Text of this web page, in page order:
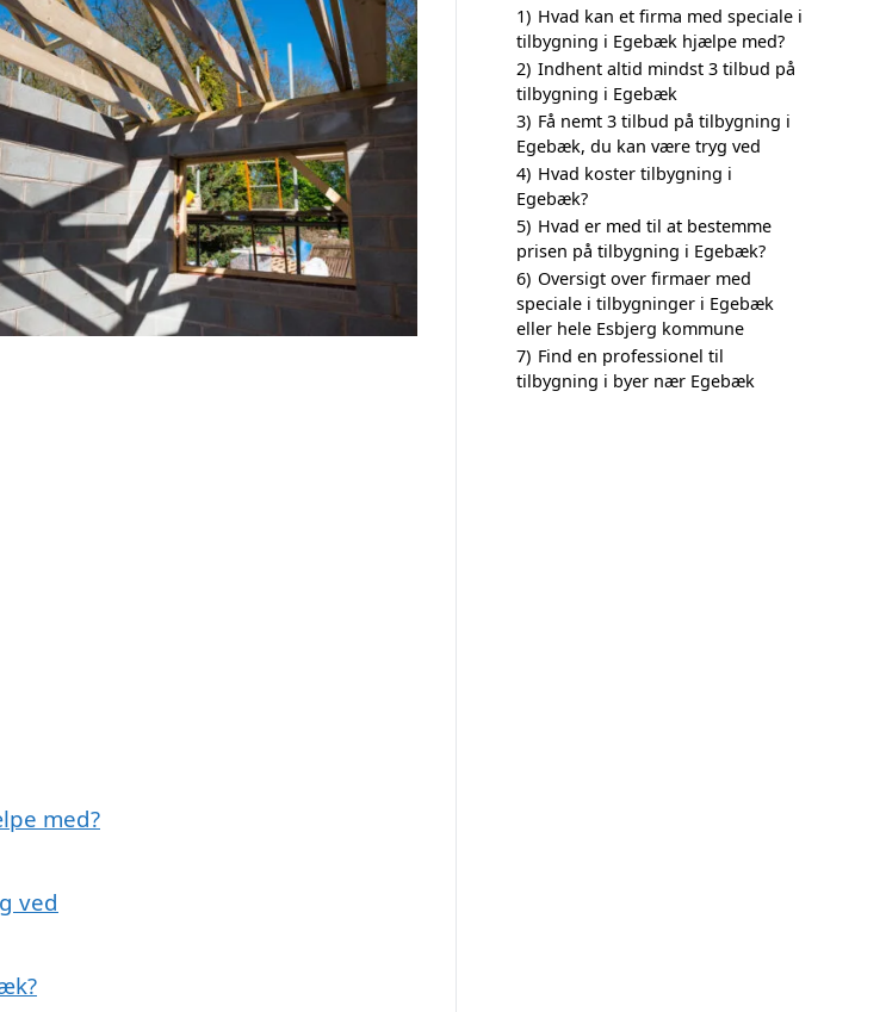
med?
ved
1) Hvad kan et firma med speciale i
tilbygning i Egebæk hjælpe med?
2) Indhent altid mindst 3 tilbud på
tilbygning i Egebæk
3) Få nemt 3 tilbud på tilbygning i
Egebæk, du kan være tryg ved
4) Hvad koster tilbygning i
Egebæk?
5) Hvad er med til at bestemme
prisen på tilbygning i Egebæk?
6) Oversigt over firmaer med
speciale i tilbygninger i Egebæk
eller hele Esbjerg kommune
7) Find en professionel til
tilbygning i byer nær Egebæk